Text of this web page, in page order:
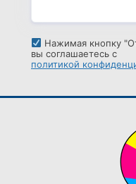
Нажимая кнопку
вы соглашаетесь с
политикой